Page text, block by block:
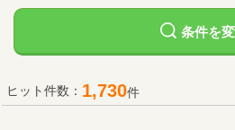
条件を
ヒット件数： 1,730件